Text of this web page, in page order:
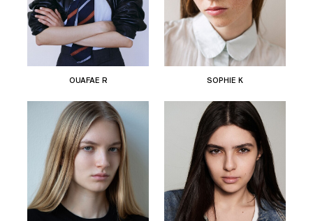
OUAFAE R SOPHIE K